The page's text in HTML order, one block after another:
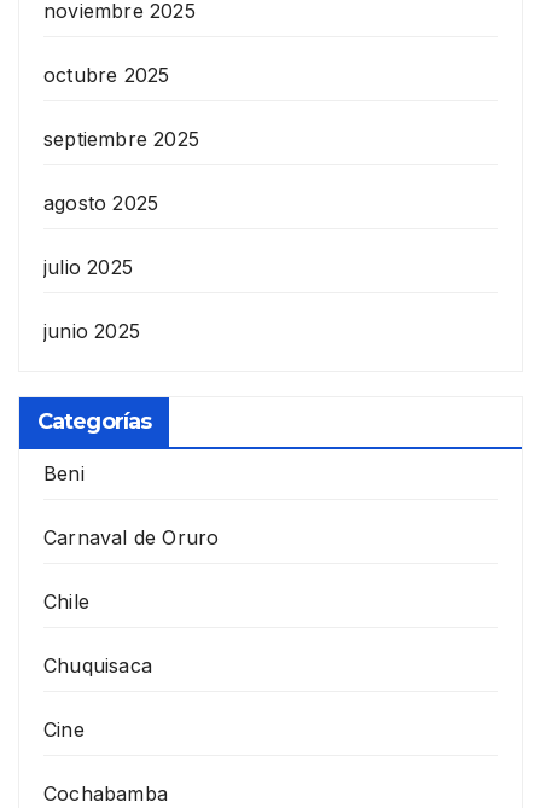
noviembre 2025
octubre 2025
septiembre 2025
agosto 2025
julio 2025
junio 2025
Categorías
Beni
Carnaval de Oruro
Chile
Chuquisaca
Cine
Cochabamba